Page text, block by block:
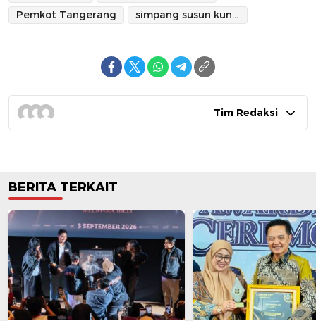
Pemkot Tangerang
simpang susun kunciran
Tim Redaksi
BERITA TERKAIT